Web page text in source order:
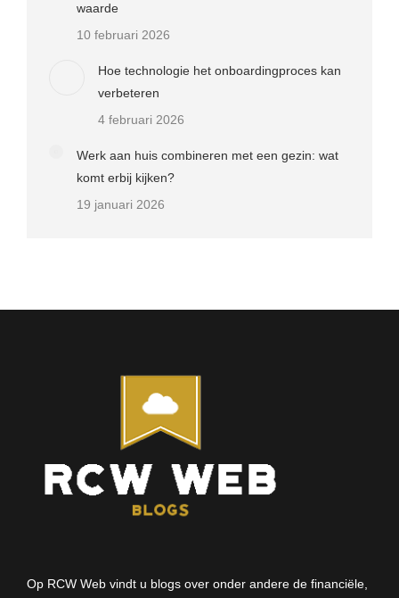
waarde
10 februari 2026
Hoe technologie het onboardingproces kan
verbeteren
4 februari 2026
Werk aan huis combineren met een gezin: wat
komt erbij kijken?
19 januari 2026
Op RCW Web vindt u blogs over onder andere de financiële,